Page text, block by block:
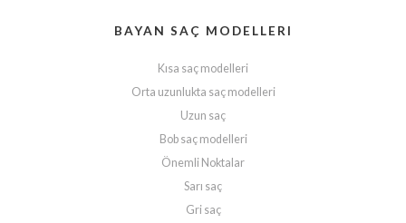
BAYAN SAÇ MODELLERI
Kısa saç modelleri
Orta uzunlukta saç modelleri
Uzun saç
Bob saç modelleri
Önemli Noktalar
Sarı saç
Gri saç